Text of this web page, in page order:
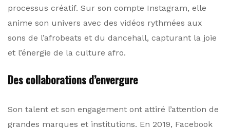
processus créatif. Sur son compte Instagram, elle
anime son univers avec des vidéos rythmées aux
sons de l’afrobeats et du dancehall, capturant la joie
et l’énergie de la culture afro.
Des collaborations d’envergure
Son talent et son engagement ont attiré l’attention de
grandes marques et institutions. En 2019, Facebook